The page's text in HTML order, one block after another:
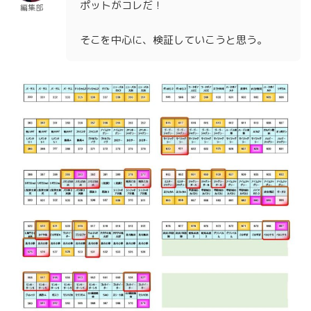
編集部 ポットがコレだ！
そこを中心に、検証していこうと思う。